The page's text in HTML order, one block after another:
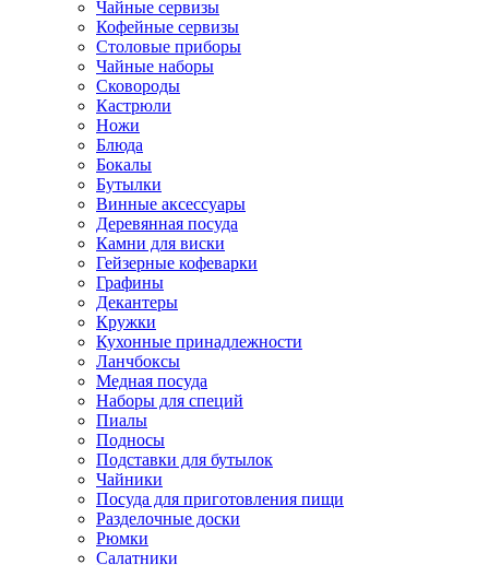
Чайные сервизы
Кофейные сервизы
Столовые приборы
Чайные наборы
Сковороды
Кастрюли
Ножи
Блюда
Бокалы
Бутылки
Винные аксессуары
Деревянная посуда
Камни для виски
Гейзерные кофеварки
Графины
Декантеры
Кружки
Кухонные принадлежности
Ланчбоксы
Медная посуда
Наборы для специй
Пиалы
Подносы
Подставки для бутылок
Чайники
Посуда для приготовления пищи
Разделочные доски
Рюмки
Салатники